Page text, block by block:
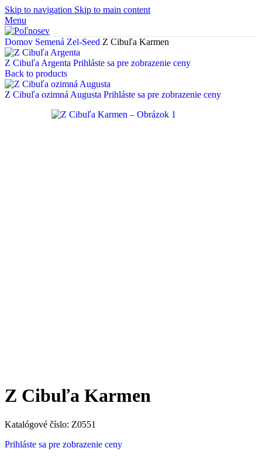
Skip to navigation Skip to main content
Menu
Domov Semená Zel-Seed Z Cibuľa Karmen
Z Cibuľa Argenta Prihláste sa pre zobrazenie ceny
Back to products
Z Cibuľa ozimná Augusta Prihláste sa pre zobrazenie ceny
Z Cibuľa Karmen
Katalógové číslo: Z0551
Prihláste sa pre zobrazenie ceny